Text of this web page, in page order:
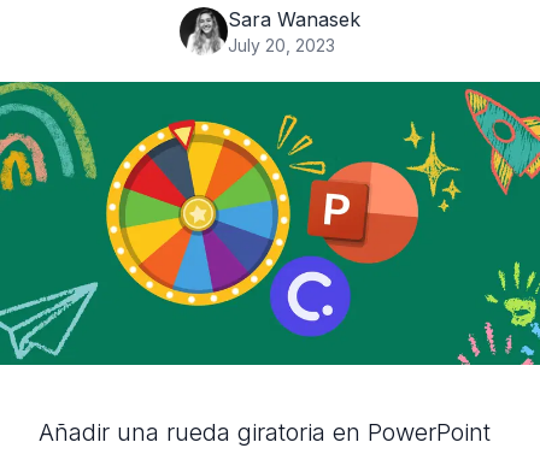
Sara Wanasek
July 20, 2023
Añadir una rueda giratoria en PowerPoint